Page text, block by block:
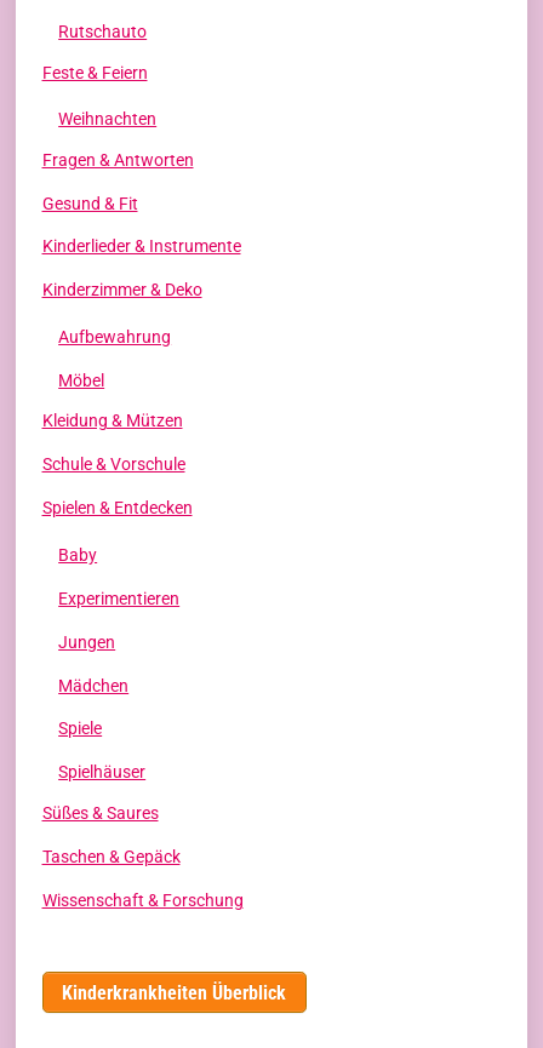
Rutschauto
Feste & Feiern
Weihnachten
Fragen & Antworten
Gesund & Fit
Kinderlieder & Instrumente
Kinderzimmer & Deko
Aufbewahrung
Möbel
Kleidung & Mützen
Schule & Vorschule
Spielen & Entdecken
Baby
Experimentieren
Jungen
Mädchen
Spiele
Spielhäuser
Süßes & Saures
Taschen & Gepäck
Wissenschaft & Forschung
Kinderkrankheiten Überblick